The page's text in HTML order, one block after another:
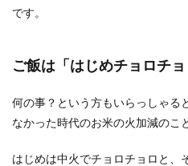
です。
ご飯は「はじめチョロチ
何の事？という方もいらっしゃる
なかった時代のお米の火加減のこ
はじめは中火でチョロチョロと、